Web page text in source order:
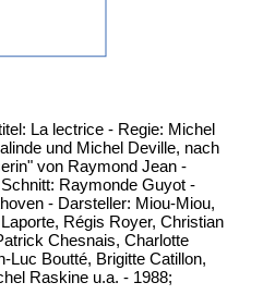
La lectrice - Regie: Michel
und Michel Deville, nach
von Raymond Jean -
Raymonde Guyot -
- Darsteller: Miou-Miou,
Régis Royer, Christian
Chesnais, Charlotte
Luc Boutté, Brigitte Catillon,
Raskine u.a. - 1988;